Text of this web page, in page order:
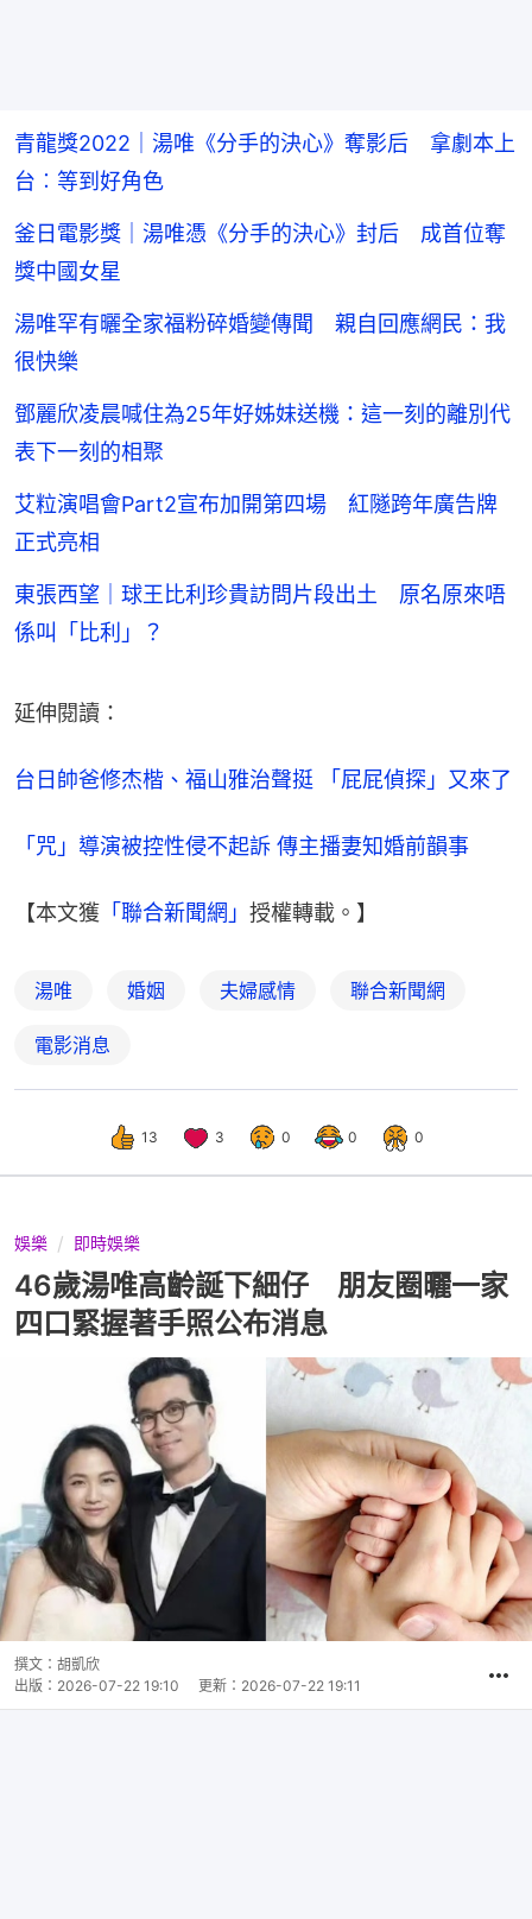
青龍獎2022｜湯唯《分手的決心》奪影后 拿劇本上
台︰等到好角色
釜日電影獎｜湯唯憑《分手的決心》封后 成首位奪
獎中國女星
湯唯罕有曬全家福粉碎婚變傳聞 親自回應網民：我
很快樂
鄧麗欣凌晨喊住為25年好姊妹送機：這一刻的離別代
表下一刻的相聚
艾粒演唱會Part2宣布加開第四場 紅隧跨年廣告牌
正式亮相
東張西望｜球王比利珍貴訪問片段出土 原名原來唔
係叫「比利」？
延伸閱讀：
台日帥爸修杰楷、福山雅治聲挺 「屁屁偵探」又來了
「咒」導演被控性侵不起訴 傳主播妻知婚前韻事
【本文獲 「聯合新聞網」 授權轉載。】
湯唯 婚姻 夫婦感情 聯合新聞網
電影消息
13 3 0 0 0
娛樂 即時娛樂
46歲湯唯高齡誕下細仔 朋友圈曬一家
四口緊握著手照公布消息
撰文： 胡凱欣
出版： 2026-07-22 19:10 更新： 2026-07-22 19:11